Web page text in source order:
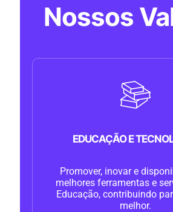
Nossos
EDUCAÇÃO E
Promover, inovar e
melhores ferramentas e
Educação, contribuindo
melhor.